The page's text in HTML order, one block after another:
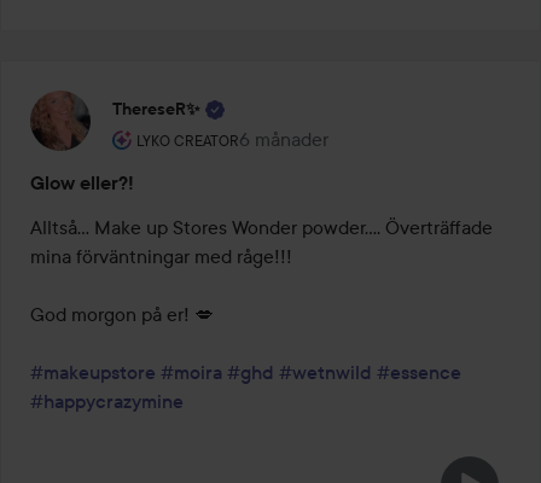
ThereseR✨
LYKO CREATOR
Användarens roll: Lyko Creator.
6 månader
Inlägget skapades 6 månader
Glow eller?!
Alltså… Make up Stores Wonder powder…. Överträffade
mina förväntningar med råge!!!
God morgon på er! 💋
#makeupstore #moira #ghd #wetnwild #essence
#happycrazymine